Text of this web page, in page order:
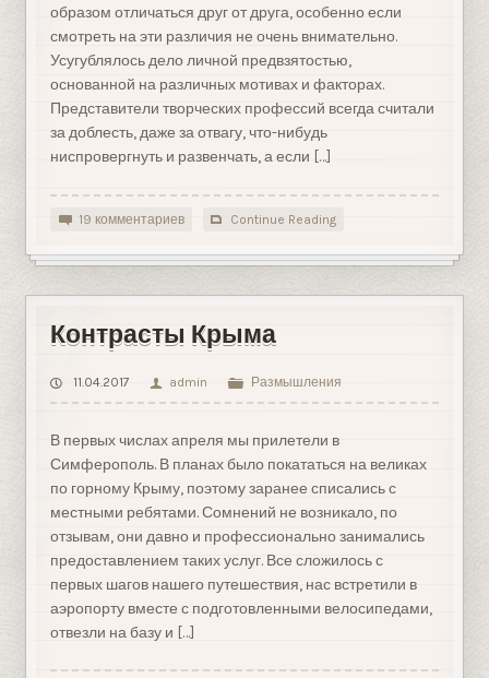
образом отличаться друг от друга, особенно если
смотреть на эти различия не очень внимательно.
Усугублялось дело личной предвзятостью,
основанной на различных мотивах и факторах.
Представители творческих профессий всегда считали
за доблесть, даже за отвагу, что-нибудь
ниспровергнуть и развенчать, а если […]
19 комментариев Continue Reading
Контрасты Крыма
11.04.2017 admin Размышления
В первых числах апреля мы прилетели в
Симферополь. В планах было покататься на великах
по горному Крыму, поэтому заранее списались с
местными ребятами. Сомнений не возникало, по
отзывам, они давно и профессионально занимались
предоставлением таких услуг. Все сложилось с
первых шагов нашего путешествия, нас встретили в
аэропорту вместе с подготовленными велосипедами,
отвезли на базу и […]